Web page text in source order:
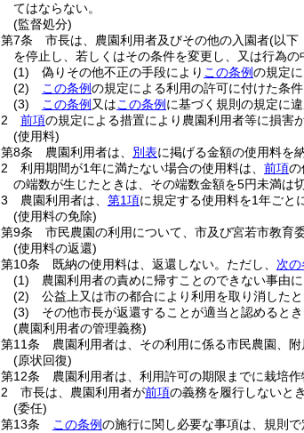
てはならない。
(監督処分)
第7条
市長は、農園利用者及びその他の入園者(以下
を停止し、若しくはその条件を変更し、又は行為
(1)
偽りその他不正の手段により この条例の規定
(2)
この条例の規定による利用の許可に付けた条件
(3)
この条例 又はこの条例 に基づく規則の規定に違
2
前項の規定による措置により農園利用者等に損害
(使用料)
第8条
農園利用者は、 別表に掲げる金額の使用料を
2
利用期間が1年に満たない場合の使用料は、 前項の
の端数が生じたときは、その端数金額を5円未満は
3
農園利用者は、 第1項に規定する使用料を1年ごと
(使用料の免除)
第9条
市民農園の利用について、市及び宮若市教育
(使用料の返還)
第10条
既納の使用料は、返還しない。 ただし、 次
(1)
農園利用者の責めに帰すことのできない事由
(2)
公益上又は市の都合により利用を取り消したと
(3)
その他市長が返還することが適当と認めるとき
(農園利用者の管理義務)
第11条
農園利用者は、その利用に係る市民農園、
(原状回復)
第12条
農園利用者は、利用許可の期限までに栽培
2
市長は、農園利用者が前項の義務を履行しないと
(委任)
第13条
この条例の施行に関し必要な事項は、規則で